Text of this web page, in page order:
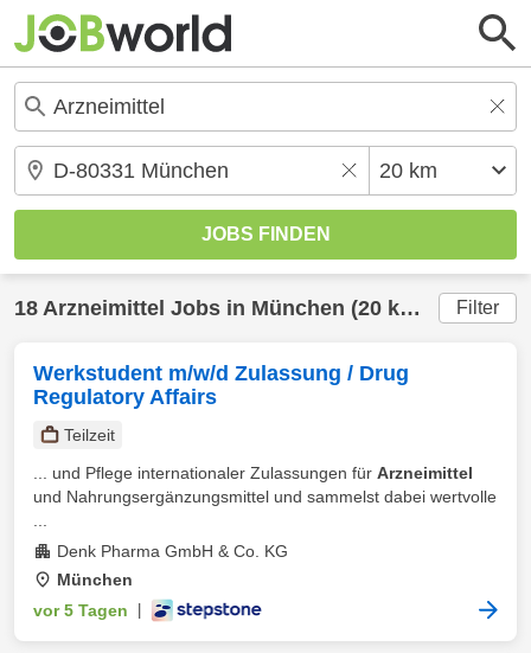
18 Arzneimittel Jobs in München (20 km) gefunden Filter
Werkstudent m/w/d Zulassung / Drug
Regulatory Affairs
Teilzeit
... und Pflege internationaler Zulassungen für Arzneimittel
und Nahrungsergänzungsmittel und sammelst dabei wertvolle
Denk Pharma GmbH & Co. KG
München
vor 5 Tagen